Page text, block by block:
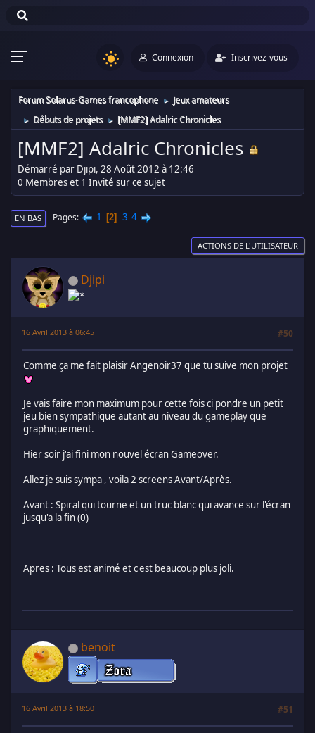
Connexion Inscrivez-vous
Forum Solarus-Games francophone ► Jeux amateurs
► Débuts de projets ► [MMF2] Adalric Chronicles
[MMF2] Adalric Chronicles
Démarré par Djipi, 28 Août 2012 à 12:46
0 Membres et 1 Invité sur ce sujet
EN BAS Pages 1 2 3 4
ACTIONS DE L'UTILISATEUR
Djipi
16 Avril 2013 à 06:45 #50
Comme ça me fait plaisir Angenoir37 que tu suive mon projet
Je vais faire mon maximum pour cette fois ci pondre un petit
jeu bien sympathique autant au niveau du gameplay que
graphiquement.
Hier soir j'ai fini mon nouvel écran Gameover.
Allez je suis sympa , voila 2 screens Avant/Après.
Avant : Spiral qui tourne et un truc blanc qui avance sur l'écran
jusqu'a la fin (0)
Apres : Tous est animé et c'est beaucoup plus joli.
benoit
16 Avril 2013 à 18:50 #51